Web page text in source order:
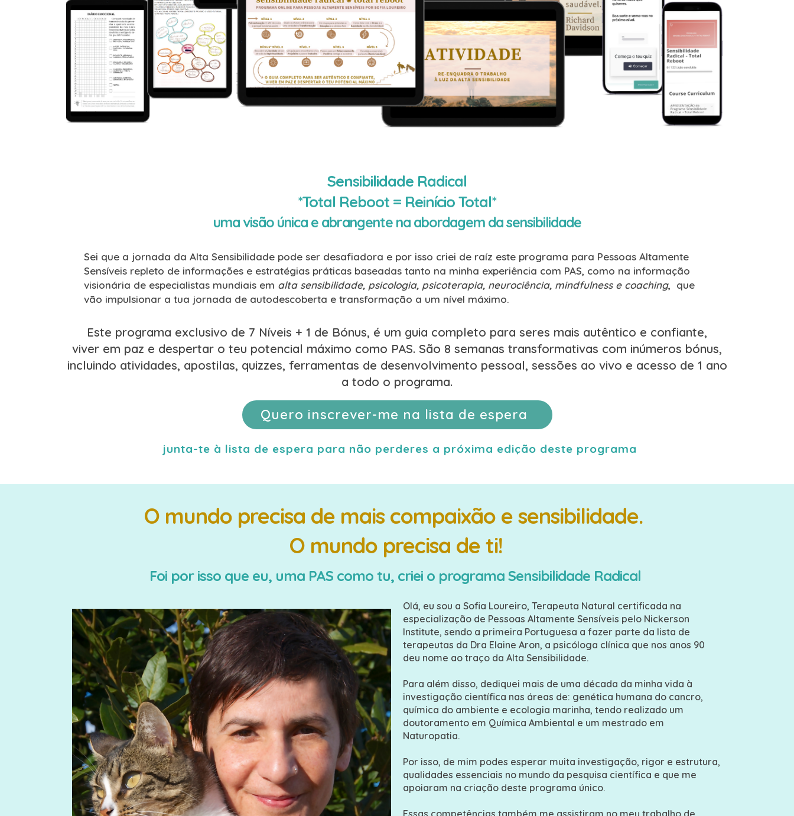
Sensibilidade Radical
*Total Reboot = Reinício Total*
uma visão única e abrangente na abordagem da sensibilidade
Sei que a jornada da Alta Sensibilidade pode ser desafiadora e por isso criei de raíz este programa para Pessoas Altamente
Sensíveis repleto de informações e estratégias práticas baseadas tanto na minha experiência com PAS, como na informação
visionária de especialistas mundiais em alta sensibilidade, psicologia, psicoterapia, neurociência, mindfulness e coaching, que
vão impulsionar a tua jornada de autodescoberta e transformação a um nível máximo.
Este programa exclusivo de 7 Níveis + 1 de Bónus, é um guia completo para seres mais autêntico e confiante,
viver em paz e despertar o teu potencial máximo como PAS. São 8 semanas transformativas com inúmeros bónus,
incluindo atividades, apostilas, quizzes, ferramentas de desenvolvimento pessoal, sessões ao vivo e acesso de 1 ano
a todo o programa.
Quero inscrever-me na lista de espera
junta-te à lista de espera para não perderes a próxima edição deste programa
O mundo precisa de mais compaixão e sensibilidade.
O mundo precisa de ti!
Foi por isso que eu, uma PAS como tu, criei o programa Sensibilidade Radical
Olá, eu sou a Sofia Loureiro, Terapeuta Natural certificada na
especialização de Pessoas Altamente Sensíveis pelo Nickerson
Institute, sendo a primeira Portuguesa a fazer parte da lista de
terapeutas da Dra Elaine Aron, a psicóloga clínica que nos anos 90
deu nome ao traço da Alta Sensibilidade.
Para além disso, dediquei mais de uma década da minha vida à
investigação científica nas áreas de: genética humana do cancro,
química do ambiente e ecologia marinha, tendo realizado um
doutoramento em Química Ambiental e um mestrado em
Naturopatia.
Por isso, de mim podes esperar muita investigação, rigor e estrutura,
qualidades essenciais no mundo da pesquisa científica e que me
apoiaram na criação deste programa único.